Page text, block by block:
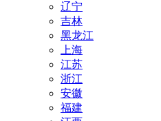
辽宁
吉林
黑龙江
上海
江苏
浙江
安徽
福建